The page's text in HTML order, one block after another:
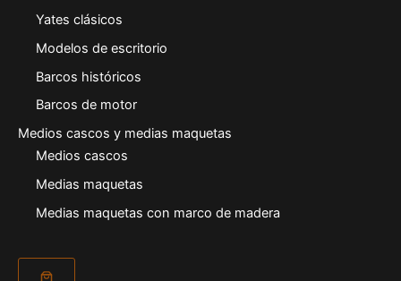
Yates clásicos
Modelos de escritorio
Barcos históricos
Barcos de motor
Medios cascos y medias maquetas
Medios cascos
Medias maquetas
Medias maquetas con marco de madera